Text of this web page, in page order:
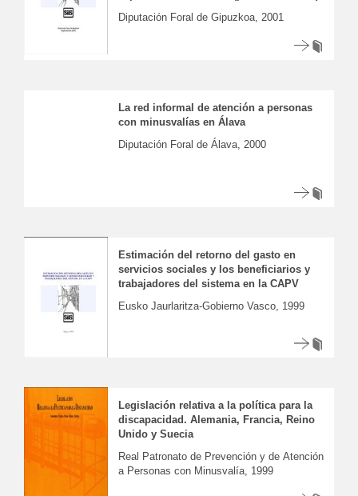
Diputación Foral de Gipuzkoa, 2001
La red informal de atención a personas
con minusvalías en Álava
Diputación Foral de Álava, 2000
Estimación del retorno del gasto en
servicios sociales y los beneficiarios y
trabajadores del sistema en la CAPV
Eusko Jaurlaritza-Gobierno Vasco, 1999
Legislación relativa a la política para la
discapacidad. Alemania, Francia, Reino
Unido y Suecia
Real Patronato de Prevención y de Atención
a Personas con Minusvalía, 1999